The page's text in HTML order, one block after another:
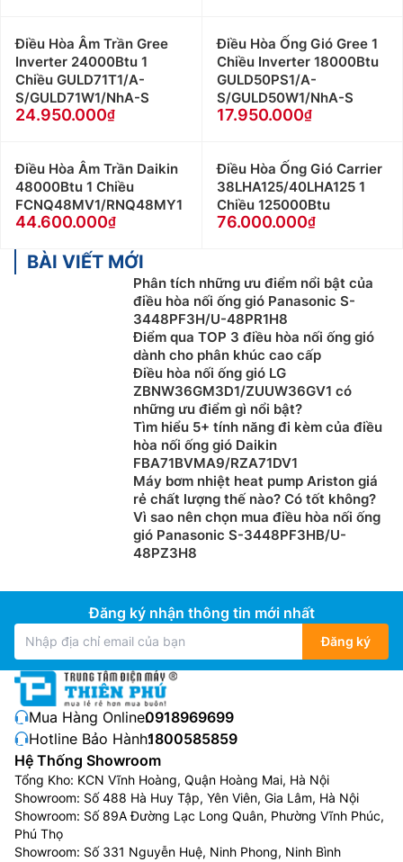
Điều Hòa Âm Trần Gree
Inverter 24000Btu 1
Chiều GULD71T1/A-
S/GULD71W1/NhA-S
24.950.000
Điều Hòa Ống Gió Gree 1
Chiều Inverter 18000Btu
GULD50PS1/A-
S/GULD50W1/NhA-S
17.950.000
Điều Hòa Âm Trần Daikin
48000Btu 1 Chiều
FCNQ48MV1/RNQ48MY1
44.600.000
Điều Hòa Ống Gió Carrier
38LHA125/40LHA125 1
Chiều 125000Btu
76.000.000
BÀI VIẾT MỚI
Phân tích những ưu điểm nổi bật của
điều hòa nối ống gió Panasonic S-
3448PF3H/U-48PR1H8
Điểm qua TOP 3 điều hòa nối ống gió
dành cho phân khúc cao cấp
Điều hòa nối ống gió LG
ZBNW36GM3D1/ZUUW36GV1 có
những ưu điểm gì nổi bật?
Tìm hiểu 5+ tính năng đi kèm của điều
hòa nối ống gió Daikin
FBA71BVMA9/RZA71DV1
Máy bơm nhiệt heat pump Ariston giá
rẻ chất lượng thế nào? Có tốt không?
Vì sao nên chọn mua điều hòa nối ống
gió Panasonic S-3448PF3HB/U-
48PZ3H8
Đăng ký nhận thông tin mới nhất
Đăng ký
Mua Hàng Online:0918969699
Hotline Bảo Hành:1800585859
Hệ Thống Showroom
Tổng Kho: KCN Vĩnh Hoàng, Quận Hoàng Mai, Hà Nội
Showroom: Số 488 Hà Huy Tập, Yên Viên, Gia Lâm, Hà Nội
Showroom: Số 89A Đường Lạc Long Quân, Phường Vĩnh Phúc,
Phú Thọ
Showroom: Số 331 Nguyễn Huệ, Ninh Phong, Ninh Bình